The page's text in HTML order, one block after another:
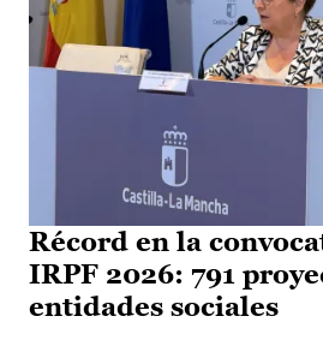
Récord en la
IRPF 2026: 791
entidades sociales